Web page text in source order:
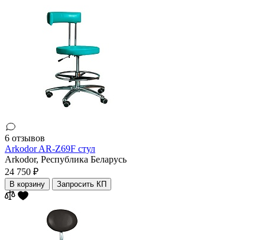
6 отзывов
Arkodor AR-Z69F стул
Arkodor, Республика Беларусь
24 750 ₽
В корзину Запросить КП